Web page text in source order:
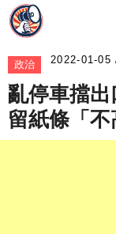
政治
亂停車擋
留紙條「不